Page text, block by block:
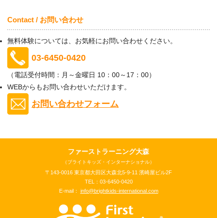
Contact / お問い合わせ
無料体験については、お気軽にお問い合わせください。
03-6450-0420
（電話受付時間：月～金曜日 10：00～17：00）
WEBからもお問い合わせいただけます。
お問い合わせフォーム
ファーストラーニング大森
（ブライトキッズ・インターナショナル）
〒143-0016 東京都大田区大森北5-9-11 濱崎屋ビル2F
TEL：03-6450-0420
E-mail： info@brightkids-international.com